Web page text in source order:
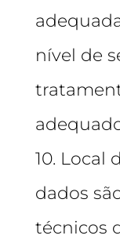
nível de
10. Local
dados
técnicos